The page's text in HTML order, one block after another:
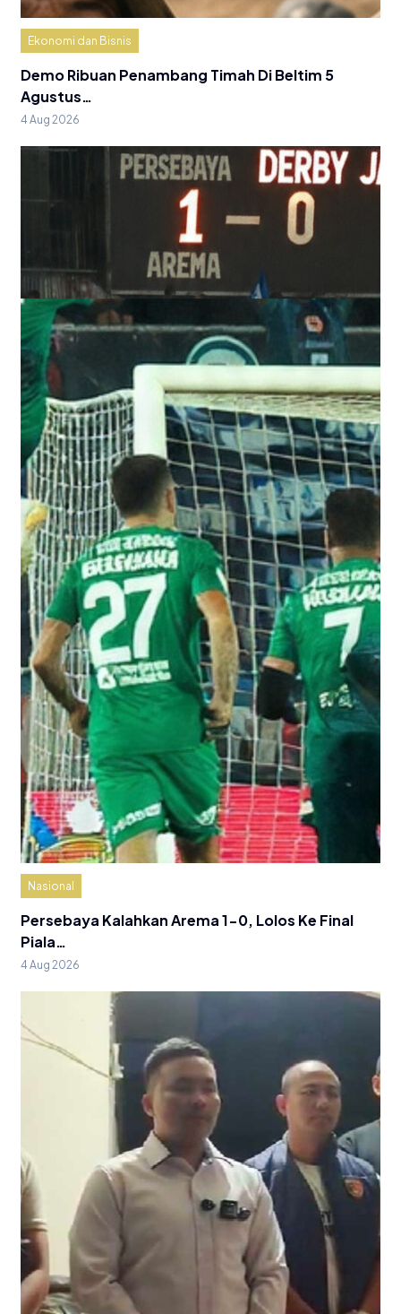
Ekonomi dan Bisnis
Demo Ribuan Penambang Timah Di Beltim 5
Agustus…
4 Aug 2026
Nasional
Persebaya Kalahkan Arema 1-0, Lolos Ke Final
Piala…
4 Aug 2026